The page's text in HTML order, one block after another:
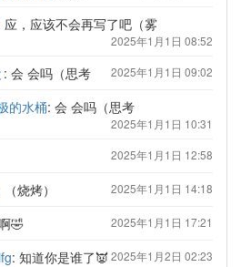
应，应该不会再写了吧（雾
2025年1月1日 08:52
: 会 会吗（思考 2025年1月1日 09:02
的水桶: 会 会吗（思考
2025年1月1日 10:31
2025年1月1日 12:58
（烧烤） 2025年1月1日 14:18
🤣 2025年1月1日 17:21
: 知道你是谁了👿2025年1月2日 02:23